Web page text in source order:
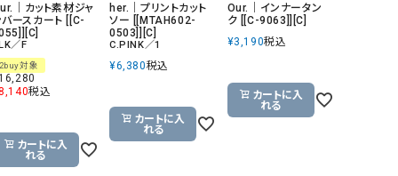
HUNTER（ハンター） WILD THINGS（ワイルドシ
ILIMA（イリマ）
｜カット素材ジャ
バースカート [[C-
／F
2buy対象
16,280
税込
カートに入
れる
her.｜プリントカット
ソー [[MTAH602-
0503]][C]
C.PINK／1
¥6,380税込
カートに入
れる
Our.｜インナータン
ク [[C-9063]][C]
¥3,190税込
カートに入
れる